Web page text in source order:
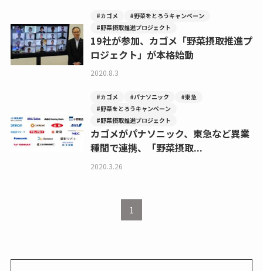
#カゴメ
#野菜をとろうキャンペーン
#野菜摂取推進プロジェクト
19社が参加、カゴメ「野菜摂取推進プ
ロジェクト」が本格始動
2020.8.3
#カゴメ #パナソニック
#東急
#野菜をとろうキャンペーン
#野菜摂取推進プロジェクト
カゴメがパナソニック、東急など異業
種間で連携、「野菜摂取...
2020.3.26
1